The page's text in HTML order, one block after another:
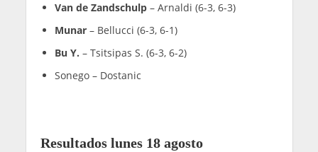
Van de Zandschulp– Arnaldi (6-3, 6-3)
Munar– Bellucci (6-3, 6-1)
Bu Y. – Tsitsipas S. (6-3, 6-2)
Sonego – Dostanic
Resultados lunes 18 agosto